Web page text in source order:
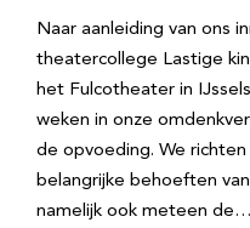
Naar aanleiding van ons
theatercollege Lastige
het Fulcotheater in
weken in onze
de opvoeding. We
belangrijke behoeften
namelijk ook meteen de…